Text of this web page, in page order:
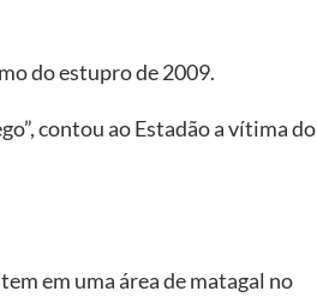
do estupro de 2009.
contou ao Estadão a vítima do
em uma área de matagal no